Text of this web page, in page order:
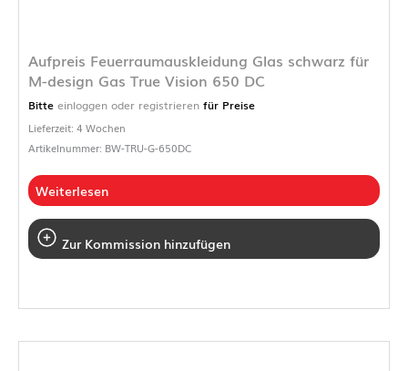
Aufpreis Feuerraumauskleidung Glas schwarz für
M-design Gas True Vision 650 DC
Bitte einloggen oder registrieren für Preise
Lieferzeit: 4 Wochen
Artikelnummer: BW-TRU-G-650DC
Weiterlesen
Zur Kommission hinzufügen